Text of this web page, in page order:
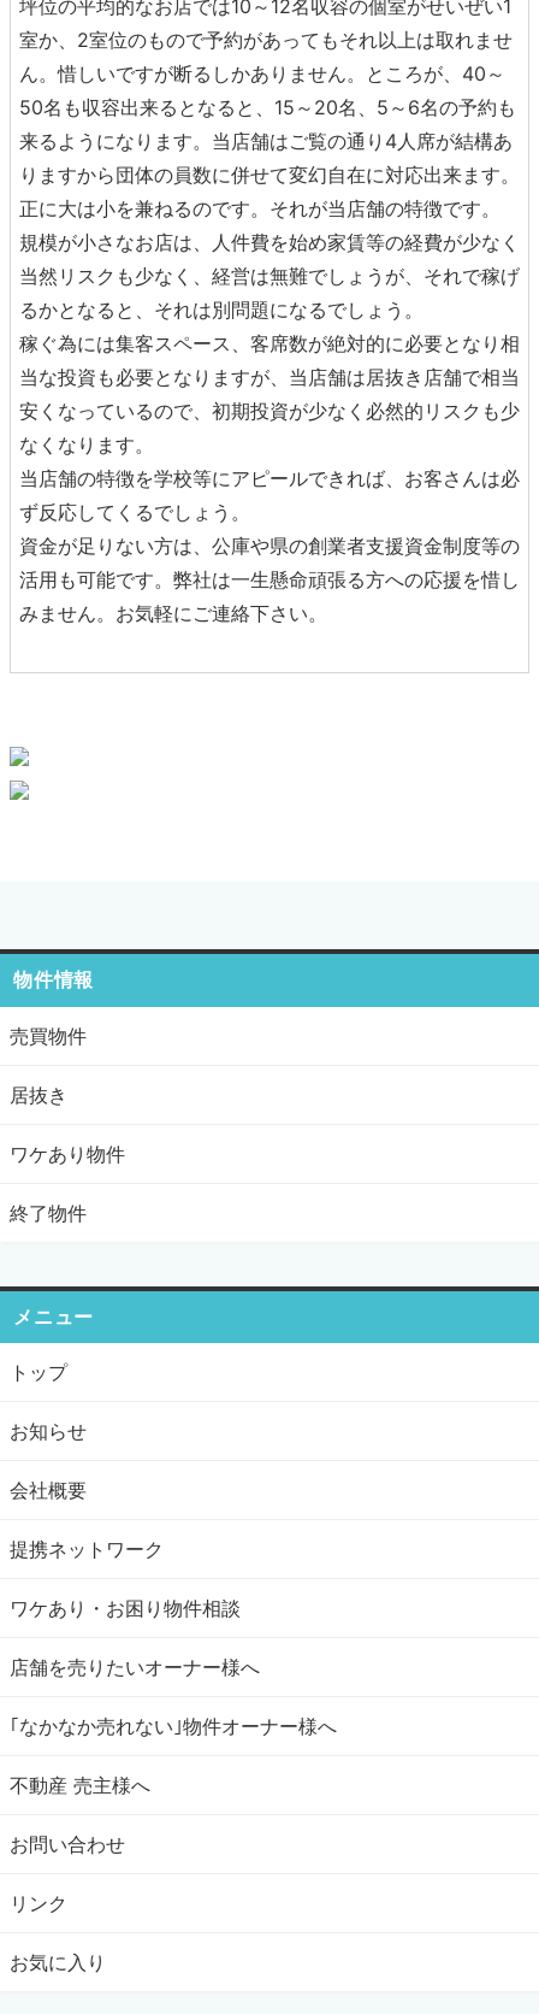
坪位の平均的なお店では10～12名収容の個室がせいぜい1
室か、2室位のもので予約があってもそれ以上は取れませ
ん。惜しいですが断るしかありません。ところが、40～
50名も収容出来るとなると、15～20名、5～6名の予約も
来るようになります。当店舗はご覧の通り4人席が結構あ
りますから団体の員数に併せて変幻自在に対応出来ます。
正に大は小を兼ねるのです。それが当店舗の特徴です。
規模が小さなお店は、人件費を始め家賃等の経費が少なく
当然リスクも少なく、経営は無難でしょうが、それで稼げ
るかとなると、それは別問題になるでしょう。
稼ぐ為には集客スペース、客席数が絶対的に必要となり相
当な投資も必要となりますが、当店舗は居抜き店舗で相当
安くなっているので、初期投資が少なく必然的リスクも少
なくなります。
当店舗の特徴を学校等にアピールできれば、お客さんは必
ず反応してくるでしょう。
資金が足りない方は、公庫や県の創業者支援資金制度等の
活用も可能です。弊社は一生懸命頑張る方への応援を惜し
みません。お気軽にご連絡下さい。
物件情報
売買物件
居抜き
ワケあり物件
終了物件
メニュー
トップ
お知らせ
会社概要
提携ネットワーク
ワケあり・お困り物件相談
店舗を売りたいオーナー様へ
｢なかなか売れない｣物件オーナー様へ
不動産 売主様へ
お問い合わせ
リンク
お気に入り